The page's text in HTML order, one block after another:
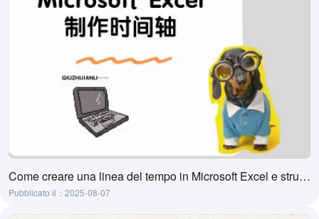
Come creare una linea del tempo in Microsoft Excel e strumenti per crearla con un clic
Pubblicato il：2025-08-07